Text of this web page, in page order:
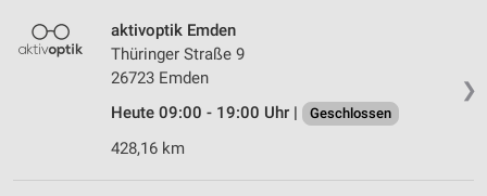
❯
aktivoptik Emden
Thüringer Straße 9
26723 Emden
Heute 09:00 - 19:00 Uhr |
Geschlossen
428,16 km